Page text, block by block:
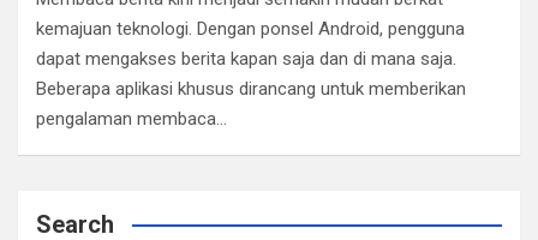
kemajuan teknologi. Dengan ponsel Android, pengguna
dapat mengakses berita kapan saja dan di mana saja.
Beberapa aplikasi khusus dirancang untuk memberikan
pengalaman membaca…
Search